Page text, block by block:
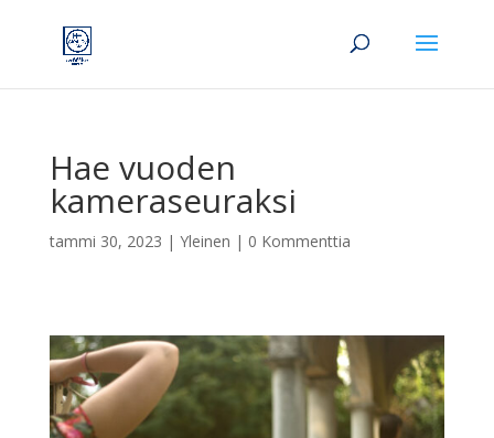
Hae vuoden
kameraseuraksi
tammi 30, 2023 | Yleinen | 0 Kommenttia